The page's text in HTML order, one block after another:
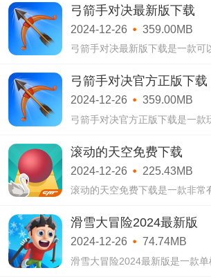
弓箭手对决最新版下载
2024-12-26 359.00MB
弓箭手对决最新版下载是一款可
弓箭手对决最新版下载游戏中玩
就一个，规定回合内用手中的武
淘汰!
弓箭手对决官方正版下载
2024-12-26 359.00MB
弓箭手对决官方正版下载是一款
正版下载内容非常简单，就是你
家进行回合挑战，规则则是用箭
汰掉!
滚动的天空免费下载
2024-12-26 225.43MB
滚动的天空免费下载是一款非常
许多的关卡，不同的主题不同的
家也将迎接不同机关陷阱的挑战!
滑雪大冒险2024最新版
2024-12-26 74.74MB
滑雪大冒险2024最新版是一款单